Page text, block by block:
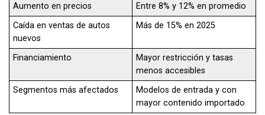
Aumento en precios
Entre 8% y 12% en promedio
Caída en ventas de autos
nuevos
Más de 15% en 2025
Financiamiento
Mayor restricción y tasas
menos accesibles
Segmentos más afectados
Modelos de entrada y con
mayor contenido importado